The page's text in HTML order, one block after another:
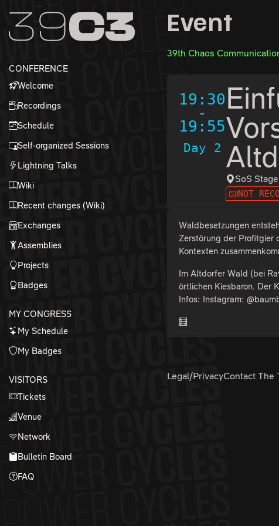
Zum Inhalt
Zum Footer
CONFERENCE
Welcome
Recordings
Schedule
Self-organized Sessions
Lightning Talks
Wiki
Recent changes (Wiki)
Exchanges
Assemblies
Projects
Badges
MY CONGRESS
My Schedule
My Badges
VISITORS
Tickets
Venue
Network
Bulletin Board
FAQ
Event
39th Chaos
19:30
-
19:55
Day 2
SoS
NOT
Waldbesetzungen
Zerstörung der Profitgier
Kontexten
Im Altdorfer Wald (bei
örtlichen Kiesbaron. Der
Infos: Instagram:
🧮
Legal/PrivacyContact The